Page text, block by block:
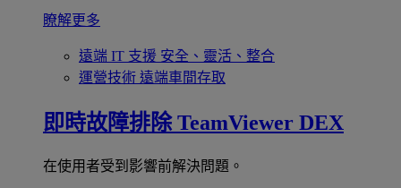
瞭解更多
遠端 IT 支援 安全、靈活、整合
運營技術 遠端車間存取
即時故障排除 TeamViewer DEX
在使用者受到影響前解決問題。